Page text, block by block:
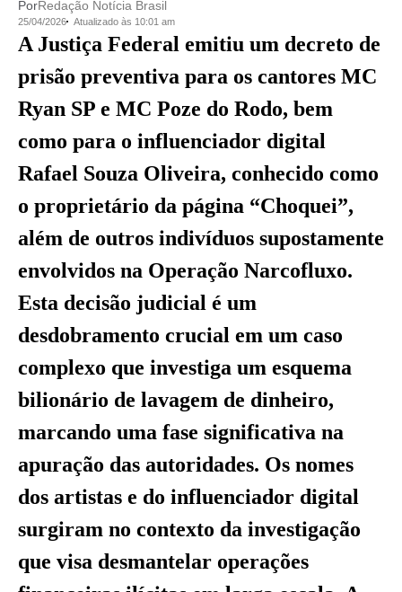
PorRedação Notícia Brasil
25/04/2026 Atualizado às 10:01 am
A Justiça Federal emitiu um decreto de
prisão preventiva para os cantores MC
Ryan SP e MC Poze do Rodo, bem
como para o influenciador digital
Rafael Souza Oliveira, conhecido como
o proprietário da página “Choquei”,
além de outros indivíduos supostamente
envolvidos na Operação Narcofluxo.
Esta decisão judicial é um
desdobramento crucial em um caso
complexo que investiga um esquema
bilionário de lavagem de dinheiro,
marcando uma fase significativa na
apuração das autoridades. Os nomes
dos artistas e do influenciador digital
surgiram no contexto da investigação
que visa desmantelar operações